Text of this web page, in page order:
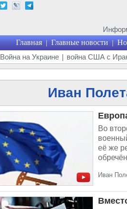
Главная | Главные новости |
Война на Украине | война США с
Иван
Во
её же
Иван